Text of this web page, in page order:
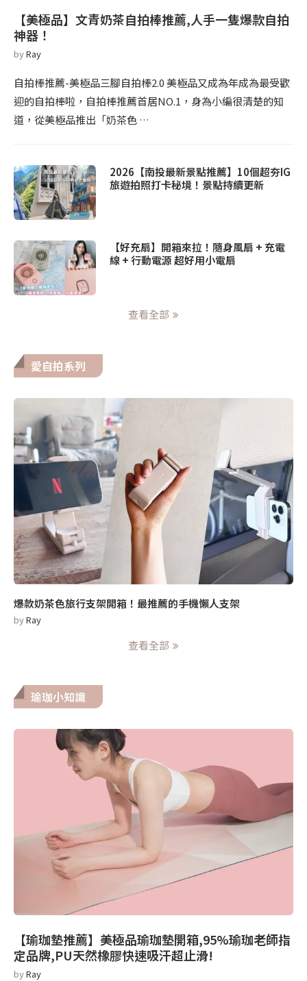
【美極品】文青奶茶自拍棒推薦,人手一隻爆款自拍
神器！
byRay
自拍棒推薦-美極品三腳自拍棒2.0 美極品又成為年成為最受歡
迎的自拍棒啦，自拍棒推薦首居NO.1，身為小編很清楚的知
道，從美極品推出「奶茶色 …
2026【南投最新景點推薦】10個超夯IG
旅遊拍照打卡秘境！景點持續更新
【好充扇】開箱來拉！隨身風扇 + 充電
線 + 行動電源 超好用小電扇
查看全部
愛自拍系列
爆款奶茶色旅行支架開箱！最推薦的手機懶人支架
byRay
查看全部
瑜珈小知識
【瑜珈墊推薦】美極品瑜珈墊開箱,95%瑜珈老師指
定品牌,PU天然橡膠快速吸汗超止滑!
byRay